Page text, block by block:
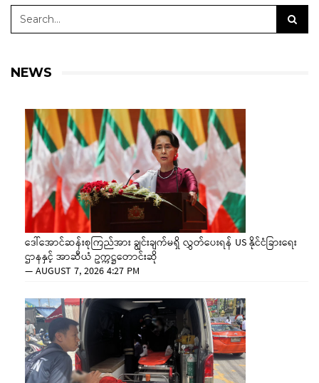
NEWS
ဒေါ်အောင်ဆန်းစုကြည်အား ချွင်းချက်မရှိ လွှတ်ပေးရန် US နိုင်ငံခြားရေး
ဌာနနှင့် အာဆီယံ ဥက္ကဋ္ဌတောင်းဆို
—AUGUST 7, 2026 4:27 PM